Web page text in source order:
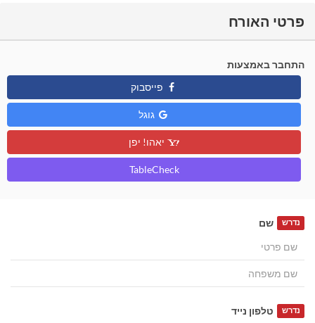
פרטי האורח
התחבר באמצעות
פייסבוק
גוגל
יאהו! יפן
TableCheck
שם נדרש
טלפון נייד נדרש